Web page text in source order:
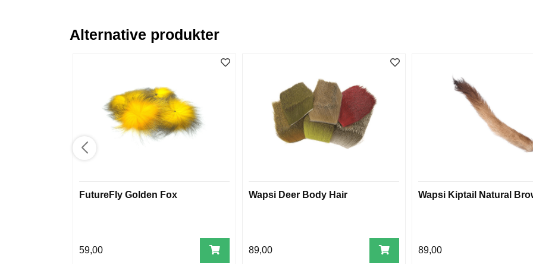
Alternative produkter
FutureFly Golden Fox
59,00
Wapsi Deer Body Hair
89,00
Wapsi Kiptail Natural
89,00